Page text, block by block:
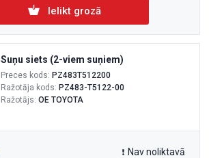
Ielikt grozā
Suņu siets (2-viem suņiem)
Preces kods: PZ483T512200
Ražotāja kods: PZ483-T5122-00
Ražotājs: OE TOYOTA
Nav noliktavā